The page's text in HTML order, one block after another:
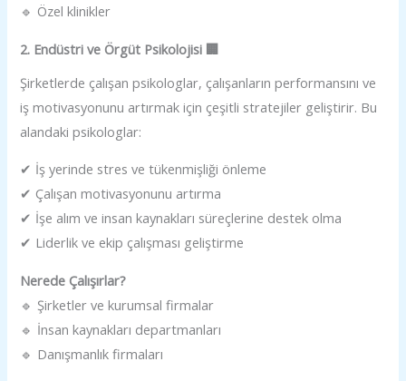
🔹 Özel klinikler
2. Endüstri ve Örgüt Psikolojisi 🏢
Şirketlerde çalışan psikologlar, çalışanların performansını ve
iş motivasyonunu artırmak için çeşitli stratejiler geliştirir. Bu
alandaki psikologlar:
✔ İş yerinde stres ve tükenmişliği önleme
✔ Çalışan motivasyonunu artırma
✔ İşe alım ve insan kaynakları süreçlerine destek olma
✔ Liderlik ve ekip çalışması geliştirme
Nerede Çalışırlar?
🔹 Şirketler ve kurumsal firmalar
🔹 İnsan kaynakları departmanları
🔹 Danışmanlık firmaları